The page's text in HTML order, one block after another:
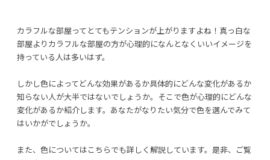
CLOSE
COPYRIGHT © AZSQUARE. ALL RIGHTS RESERVED
カラフルな部屋ってとてもテンションが上がりますよね！真っ白な
部屋よりカラフルな部屋の方が心理的になんとなくいいイメージを
持っている人は多いはず。
しかし色によってどんな効果があるか具体的にどんな変化があるか
知らない人が大半ではないでしょうか。そこで色が心理的にどんな
変化があるか紹介します。あなたがなりたい気分で色を選んでみて
はいかがでしょうか。
また、色についてはこちらでも詳しく解説しています。是非、ご覧